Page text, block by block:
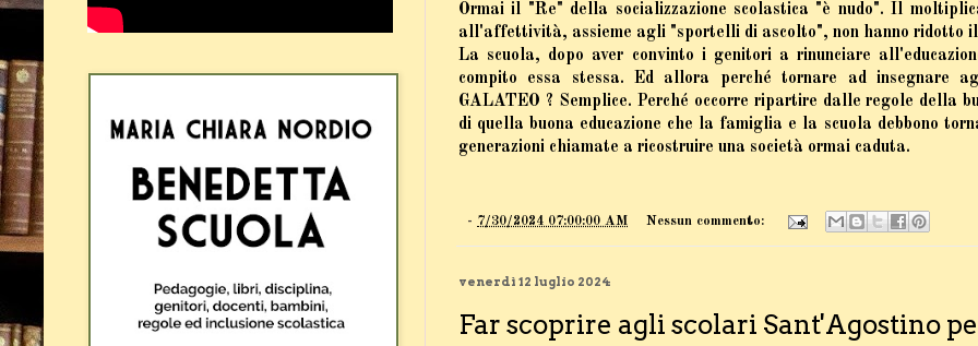
Ormai il "Re" della socializzazione scolastica "è nudo". Il
all'affettività, assieme agli "sportelli di ascolto", non hanno ridotto il
La scuola, dopo aver convinto i genitori a rinunciare
compito essa stessa. Ed allora perché tornare ad insegnare
GALATEO ? Semplice. Perché occorre ripartire dalle regole della
di quella buona educazione che la famiglia e la scuola debbono
generazioni chiamate a ricostruire una società ormai caduta.
- 7/30/2024 07:00:00 AM Nessun commento:
venerdì 12 luglio 2024
Far scoprire agli scolari Sant'Agostino